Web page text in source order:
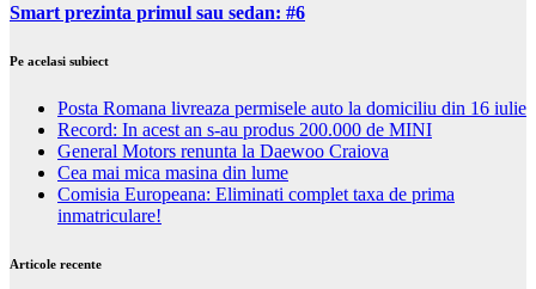
Smart prezinta primul sau sedan: #6
Pe acelasi subiect
Posta Romana livreaza permisele auto la domiciliu din 16 iulie
Record: In acest an s-au produs 200.000 de MINI
General Motors renunta la Daewoo Craiova
Cea mai mica masina din lume
Comisia Europeana: Eliminati complet taxa de prima
inmatriculare!
Articole recente